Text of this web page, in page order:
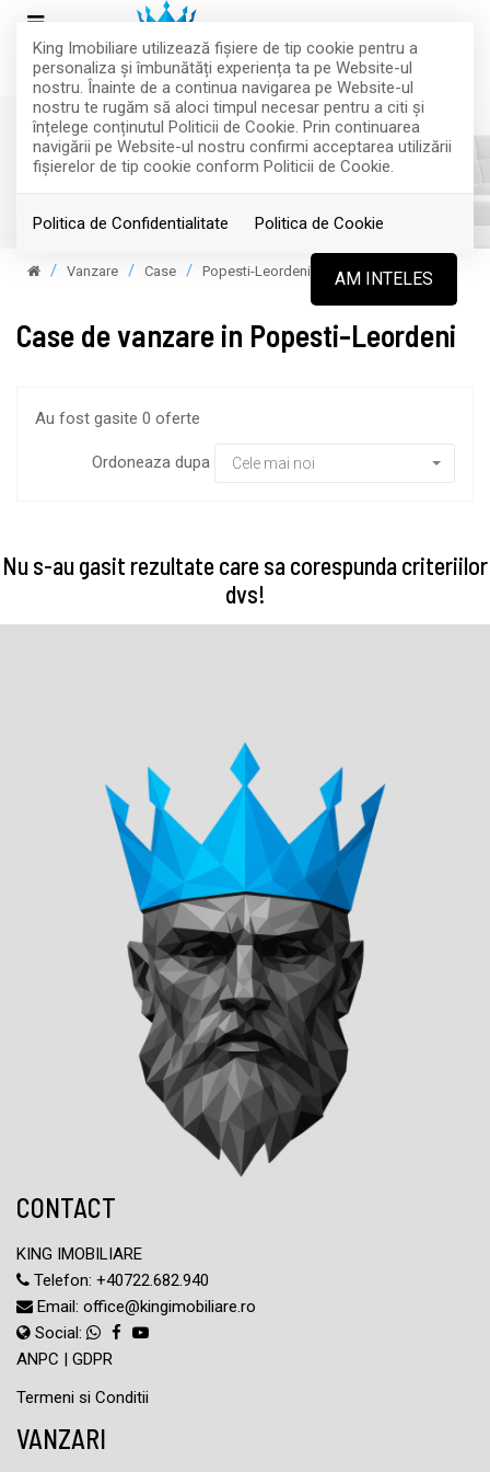
King Imobiliare utilizează fişiere de tip cookie pentru a
personaliza și îmbunătăți experiența ta pe Website-ul
nostru. Înainte de a continua navigarea pe Website-ul
nostru te rugăm să aloci timpul necesar pentru a citi și
înțelege conținutul Politicii de Cookie. Prin continuarea
navigării pe Website-ul nostru confirmi acceptarea utilizării
fişierelor de tip cookie conform Politicii de Cookie.
Politica de Confidentialitate Politica de Cookie
AM INTELES
Filtreaza
Vanzare Case Popesti-Leordeni
Case de vanzare in Popesti-Leordeni
Au fost gasite 0 oferte
Ordoneaza dupa Cele mai noi
Nu s-au gasit rezultate care sa corespunda criteriilor
dvs!
CONTACT
KING IMOBILIARE
Telefon: +40722.682.940
Email: office@kingimobiliare.ro
Social:
ANPC | GDPR
Termeni si Conditii
VANZARI